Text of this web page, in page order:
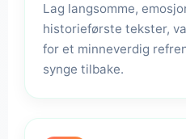
Lag langsomme,
historieførste tekster,
for et minneverdig
synge tilbake.